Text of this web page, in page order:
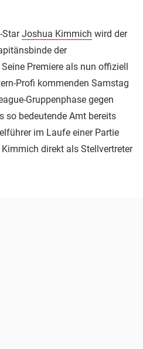
StarJoshua Kimmich wird der
der
Premiere als nun offiziell
Profi kommenden Samstag
Gruppenphase gegen
so bedeutende Amt bereits
im Laufe einer Partie
direkt als Stellvertreter